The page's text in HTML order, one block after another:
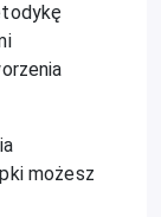
możesz